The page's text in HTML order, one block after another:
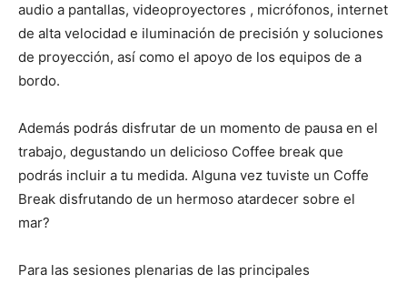
audio a pantallas, videoproyectores , micrófonos, internet
de alta velocidad e iluminación de precisión y soluciones
de proyección, así como el apoyo de los equipos de a
bordo.
Además podrás disfrutar de un momento de pausa en el
trabajo, degustando un delicioso Coffee break que
podrás incluir a tu medida. Alguna vez tuviste un Coffe
Break disfrutando de un hermoso atardecer sobre el
mar?
Para las sesiones plenarias de las principales